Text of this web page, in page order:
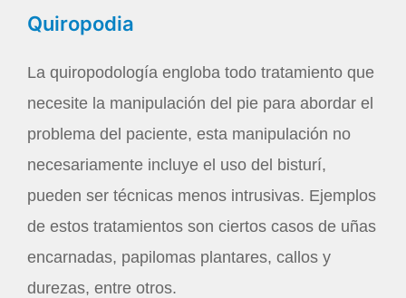
Quiropodia
La quiropodología engloba todo tratamiento que
necesite la manipulación del pie para abordar el
problema del paciente, esta manipulación no
necesariamente incluye el uso del bisturí,
pueden ser técnicas menos intrusivas. Ejemplos
de estos tratamientos son ciertos casos de uñas
encarnadas, papilomas plantares, callos y
durezas, entre otros.